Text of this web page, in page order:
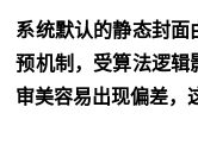
系统默认的静态封面
预机制，受算法逻辑
审美容易出现偏差，